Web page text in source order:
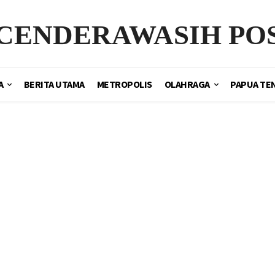
BERITA UTAMA METROPOLIS OLAHRAGA PAPUA